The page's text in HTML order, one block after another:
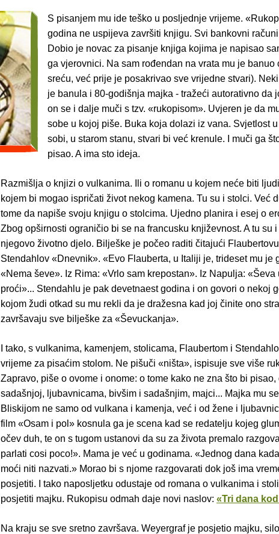
S pisanjem mu ide teško u posljednje vrijeme.
godina ne uspijeva završiti knjigu. Svi bankovni
Dobio je novac za pisanje knjiga kojima je napisao
ga vjerovnici. Na sam rođendan na vrata mu je banuo
sreću, već prije je posakrivao sve vrijedne stvari).
je banula i 80-godišnja majka - tražeći autorativno da
on se i dalje muči s tzv. «rukopisom». Uvjeren je da
sobe u kojoj piše. Buka koja dolazi iz vana. Svjetlost
sobi, u starom stanu, stvari bi već krenule. I muči ga
pisao. A ima sto ideja.
Razmišlja o knjizi o vulkanima. Ili o romanu u kojem neće biti
kojem bi mogao ispričati život nekog kamena. Tu su i stolci. Već
tome da napiše svoju knjigu o stolcima. Ujedno planira i esej o
Zbog opširnosti ograničio bi se na francusku književnost. A tu su
njegovo životno djelo. Bilješke je počeo raditi čitajući
Stendahlov «Dnevnik». «Evo Flauberta, u Italiji je, trideset mu je
«Nema ševe». Iz Rima: «Vrlo sam krepostan». Iz Napulja:
proći»... Stendahlu je pak devetnaest godina i on govori o nekoj
kojom žudi otkad su mu rekli da je dražesna kad joj činite ono
završavaju sve bilješke za «Ševuckanja».
I tako, s vulkanima, kamenjem, stolicama, Flaubertom i
vrijeme za pisaćim stolom. Ne pišuči «ništa», ispisuje sve više
Zapravo, piše o ovome i onome: o tome kako ne zna što bi
sadašnjoj, ljubavnicama, bivšim i sadašnjim, majci... Majka mu
Bliskijom ne samo od vulkana i kamenja, već i od žene i
film «Osam i pol» kosnula ga je scena kad se redatelju kojeg
očev duh, te on s tugom ustanovi da su za života premalo
parlati cosi poco!». Mama je već u godinama. «Jednog dana
moći niti nazvati.» Morao bi s njome razgovarati dok još ima
posjetiti. I tako naposljetku odustaje od romana o vulkanima i
posjetiti majku. Rukopisu odmah daje novi naslov: «Tri dana
Na kraju se sve sretno završava. Weyergraf je posjetio majku,